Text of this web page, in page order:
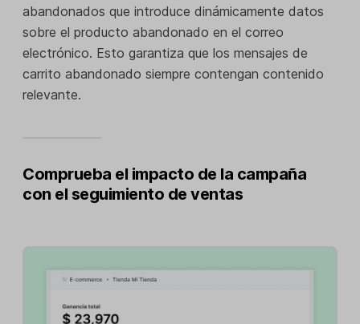
abandonados que introduce dinámicamente datos
sobre el producto abandonado en el correo
electrónico. Esto garantiza que los mensajes de
carrito abandonado siempre contengan contenido
relevante.
Comprueba el impacto de la campaña
con el seguimiento de ventas